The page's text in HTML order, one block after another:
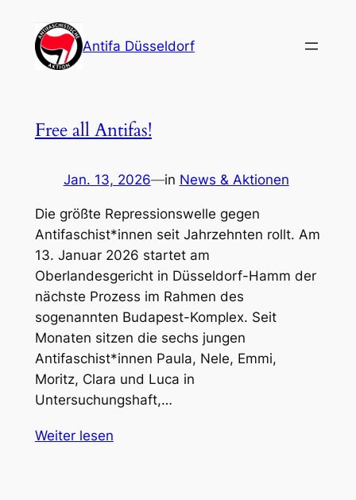
Inhalt
springen
Antifa Düsseldorf
Free all Antifas!
Jan. 13, 2026—in News & Aktionen
Die größte Repressionswelle gegen
Antifaschist*innen seit Jahrzehnten rollt. Am
13. Januar 2026 startet am
Oberlandesgericht in Düsseldorf-Hamm der
nächste Prozess im Rahmen des
sogenannten Budapest-Komplex. Seit
Monaten sitzen die sechs jungen
Antifaschist*innen Paula, Nele, Emmi,
Moritz, Clara und Luca in
Untersuchungshaft,…
Weiter lesen